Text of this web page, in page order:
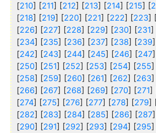
[210] [211] [212] [213] [214] [215] [
[218] [219] [220] [221] [222] [223]
[226] [227] [228] [229] [230] [231]
[234] [235] [236] [237] [238] [239
[242] [243] [244] [245] [246] [247
[250] [251] [252] [253] [254] [255]
[258] [259] [260] [261] [262] [263]
[266] [267] [268] [269] [270] [271]
[274] [275] [276] [277] [278] [279]
[282] [283] [284] [285] [286] [287
[290] [291] [292] [293] [294] [295]